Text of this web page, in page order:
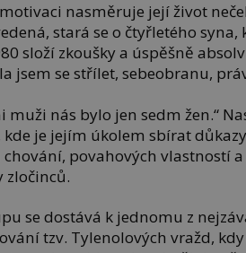
nasměruje její život
stará se o čtyřletého
složí zkoušky a úspěšně
jsem se střílet, sebeobranu,
muži nás bylo jen sedm žen.“
kde je jejím úkolem sbírat
chování, povahových vlastností
zločinců.
se dostává k jednomu z
tzv. Tylenolových vražd,